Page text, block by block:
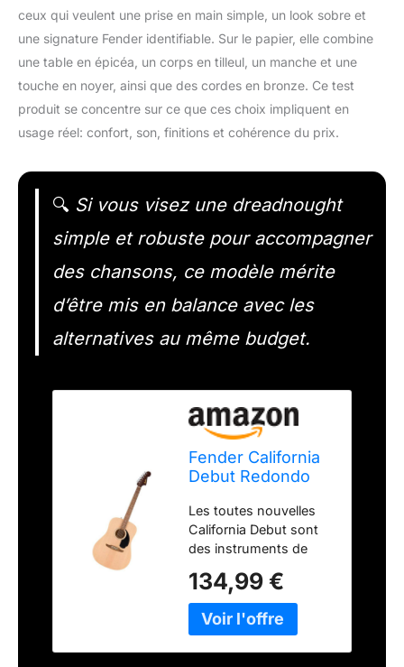
ceux qui veulent une prise en main simple, un look sobre et
une signature Fender identifiable. Sur le papier, elle combine
une table en épicéa, un corps en tilleul, un manche et une
touche en noyer, ainsi que des cordes en bronze. Ce test
produit se concentre sur ce que ces choix impliquent en
usage réel: confort, son, finitions et cohérence du prix.
🔍 Si vous visez une dreadnought
simple et robuste pour accompagner
des chansons, ce modèle mérite
d’être mis en balance avec les
alternatives au même budget.
Fender California
Debut Redondo
Acoustic Guitar,
Spruce Top, Black
Pickguard, Natural
Les toutes nouvelles
California Debut sont
des instruments de
guitaristes acoustiques
modernes. Elles allient
la qualité de fabrication
134,99 €